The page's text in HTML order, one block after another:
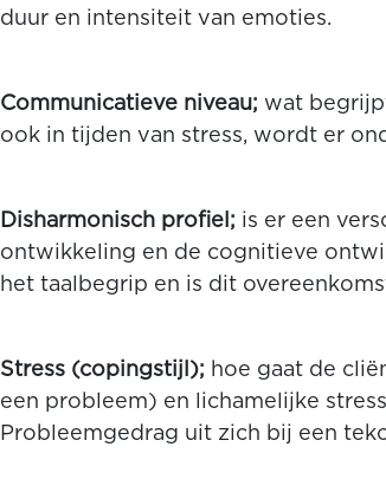
duur en intensiteit van emoties.
Communicatieve niveau; wat
ook in tijden van stress, wordt er
Disharmonisch profiel; is er een
ontwikkeling en de cognitieve
het taalbegrip en is dit
Stress (copingstijl); hoe gaat de
een probleem) en lichamelijke
Probleemgedrag uit zich bij een